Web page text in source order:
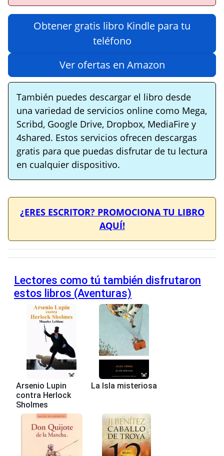
Obtener gratis libro Kindle para tu
teléfono
Ver ofertas en Amazon
También puedes descargar el libro desde
una variedad de servicios online como Mega,
Scribd, Google Drive, Dropbox, MediaFire y
4shared. Estos servicios ofrecen descargas
gratis para que puedas disfrutar de tu lectura
en cualquier dispositivo.
¿ERES ESCRITOR? PROMOCIONA TU LIBRO
AQUÍ!
Lectores como tú también disfrutaron
estos libros (Aventuras)
Arsenio Lupin
contra Herlock
Sholmes
La Isla misteriosa